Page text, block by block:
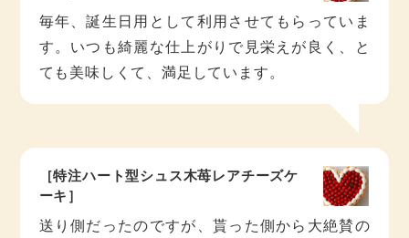
毎年、誕生日用として利用させてもらっていま
す。いつも綺麗な仕上がりで見栄えが良く、と
ても美味しくて、満足しています。
［特注ハート型シュス木苺レアチーズケ
ーキ］
送り側だったのですが、貰った側から大絶賛の